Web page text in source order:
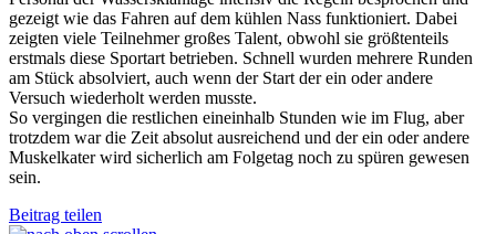
gezeigt wie das Fahren auf dem kühlen Nass funktioniert. Dabei
zeigten viele Teilnehmer großes Talent, obwohl sie größtenteils
erstmals diese Sportart betrieben. Schnell wurden mehrere Runden
am Stück absolviert, auch wenn der Start der ein oder andere
Versuch wiederholt werden musste.
So vergingen die restlichen eineinhalb Stunden wie im Flug, aber
trotzdem war die Zeit absolut ausreichend und der ein oder andere
Muskelkater wird sicherlich am Folgetag noch zu spüren gewesen
sein.
Beitrag teilen